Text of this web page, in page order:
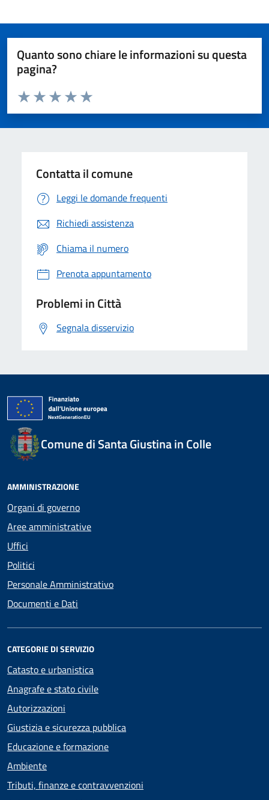
Quanto sono chiare le informazioni su questa
pagina?
Domanda
Valuta da 1 a 5 stelle la pagina
Valuta 5 stelle su 5
Valuta 4 stelle su 5
Valuta 3 stelle su 5
Valuta 2 stelle su 5
Valuta 1 stelle su 5
Contatta il comune
Leggi le domande frequenti
Richiedi assistenza
Chiama il numero
Prenota appuntamento
Problemi in Città
Segnala disservizio
Comune di Santa Giustina in Colle
AMMINISTRAZIONE
Organi di governo
Aree amministrative
Uffici
Politici
Personale Amministrativo
Documenti e Dati
CATEGORIE DI SERVIZIO
Catasto e urbanistica
Anagrafe e stato civile
Autorizzazioni
Giustizia e sicurezza pubblica
Educazione e formazione
Ambiente
Tributi, finanze e contravvenzioni